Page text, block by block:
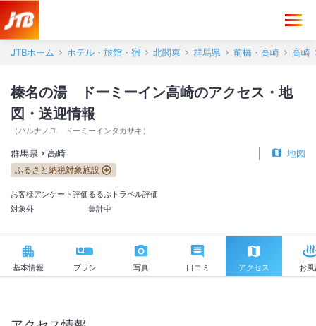
JTBホーム ホテル・旅館・宿 北関東 群馬県 前橋・高崎 高崎
榛名の湯 ドーミーイン高崎のアクセス・地
図・送迎情報
（ハルナノユ ドーミーインタカサキ ）
群馬県 高崎 地図
ふるさと納税対象施設
お客様アンケート評価
対象外
るるぶトラベル評価
集計中
基本情報 プラン 写真 口コミ アクセス お